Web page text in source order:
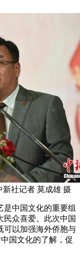
社记者 莫成雄 摄
中国文化的重要组
民众喜爱。此次中国
可以加强海外侨胞与
国文化的了解，促